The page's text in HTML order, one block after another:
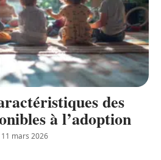
des
à l’adoption
11 mars 2026